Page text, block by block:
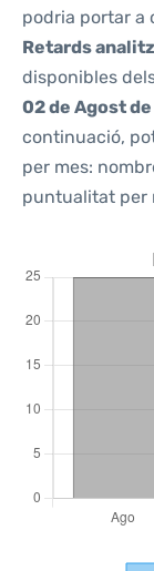
podria portar a
Retards
disponibles
02 de Agost
continuació,
per mes:
puntualitat per